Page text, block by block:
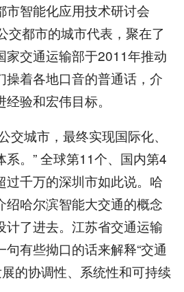
智能化应用技术研讨会
交都市的城市代表，聚在了
家交通运输部于2011年推动
操着各地口音的普通话，介
验和宏伟目标。
城市，最终实现国际化、
。” 全球第11个、国内第4
过千万的深圳市如此说。哈
绍哈尔滨智能大交通的概念
计了进去。江苏省交通运输
有些拗口的话来解释“交通
的协调性、系统性和可持续